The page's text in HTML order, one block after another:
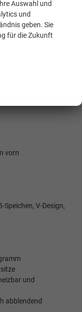
vorn
V-Design,
und
abblendend
Auswahl und
und
geben. Sie
für die Zukunft